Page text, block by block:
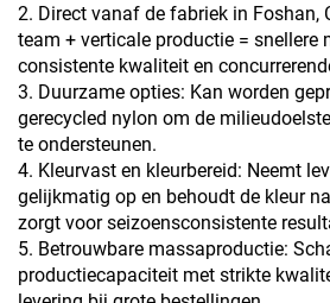
2. Direct vanaf de fabriek in Foshan,
team + verticale productie = snellere
consistente kwaliteit en
3. Duurzame opties: Kan worden
gerecycled nylon om de
te ondersteunen.
4. Kleurvast en kleurbereid: Neemt
gelijkmatig op en behoudt de kleur
zorgt voor seizoensconsistente
5. Betrouwbare massaproductie:
productiecapaciteit met strikte